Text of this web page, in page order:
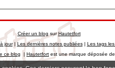
Créer un blog surHautetfort
jour|Les dernières notes publiées| Les tags
ce blog | Hautetfort est une marque déposée